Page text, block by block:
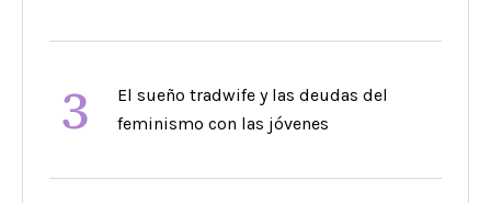
3
El sueño tradwife y las deudas del
feminismo con las jóvenes